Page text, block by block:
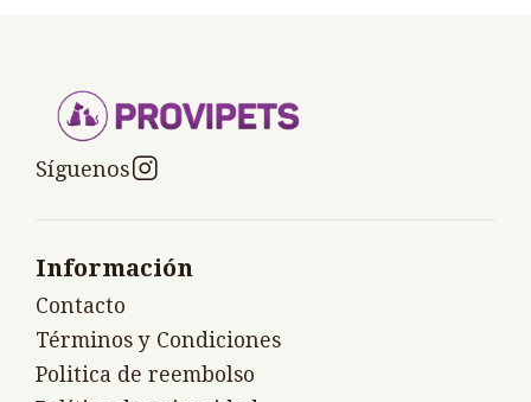
Síguenos
Información
Contacto
Términos y Condiciones
Politica de reembolso